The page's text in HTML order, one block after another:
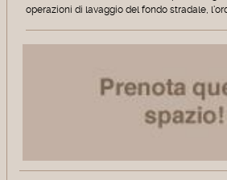
operazioni di lavaggio del fondo stradale,